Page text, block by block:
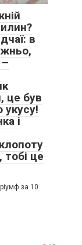
в
–
це був
укусу!
і
тобі це
за 10